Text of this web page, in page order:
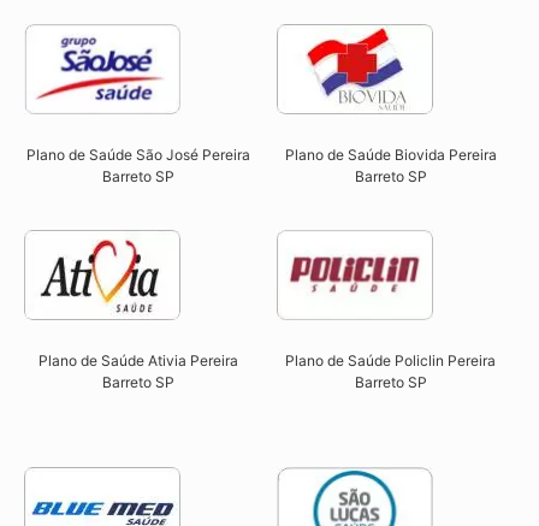
Plano de Saúde São José Pereira
Barreto SP​
Plano de Saúde Biovida Pereira
Barreto SP​
Plano de Saúde Ativia Pereira
Barreto SP​
Plano de Saúde Policlin Pereira
Barreto SP​